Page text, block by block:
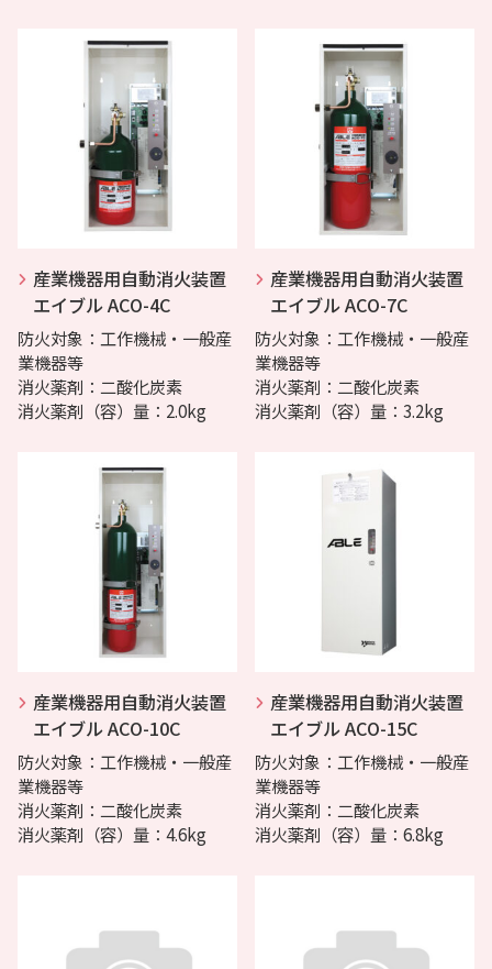
産業機器用自動消火装置
エイブル ACO-4C
防火対象：工作機械・一般産
業機器等
消火薬剤：二酸化炭素
消火薬剤（容）量：2.0kg
産業機器用自動消火装置
エイブル ACO-7C
防火対象：工作機械・一般産
業機器等
消火薬剤：二酸化炭素
消火薬剤（容）量：3.2kg
産業機器用自動消火装置
エイブル ACO-10C
防火対象：工作機械・一般産
業機器等
消火薬剤：二酸化炭素
消火薬剤（容）量：4.6kg
産業機器用自動消火装置
エイブル ACO-15C
防火対象：工作機械・一般産
業機器等
消火薬剤：二酸化炭素
消火薬剤（容）量：6.8kg